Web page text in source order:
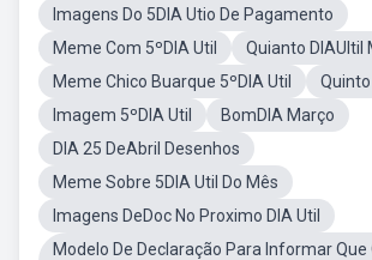
Imagens Do 5DIA Utio De Pagamento
Meme Com 5ºDIA Util
Quianto DIAUltil
Meme Chico Buarque 5ºDIA Util
Imagem 5ºDIA Util
BomDIA Março
DIA 25 DeAbril Desenhos
Meme Sobre 5DIA Util Do Mês
Imagens DeDoc No Proximo DIA Util
Modelo De Declaração Para Informar Que